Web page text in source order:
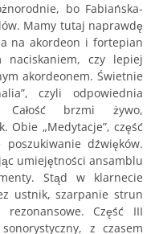
bo Fabiańska-
Mamy tutaj naprawdę
na akordeon i fortepian
naciskaniem, czy lepiej
akordeonem. Świetnie
czyli odpowiednia
brzmi żywo,
Obie „Medytacje”, część
dźwięków.
umiejętności ansamblu
Stąd w klarnecie
ustnik, szarpanie strun
Część III
z czasem